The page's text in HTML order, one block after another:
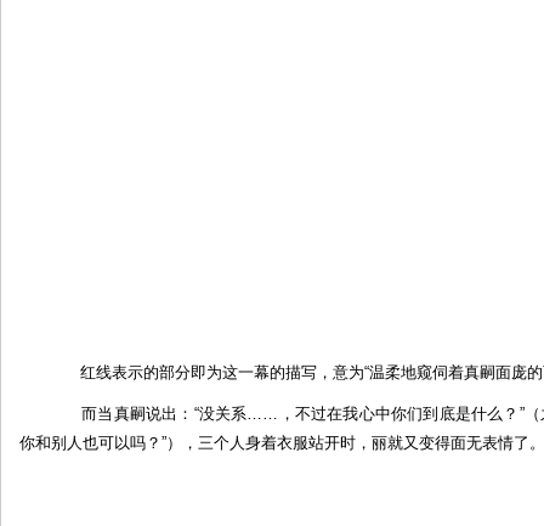
红线表示的部分即为这一幕的描写，意为“温柔地窥伺着真嗣面庞的
而当真嗣说出：“没关系……，不过在我心中你们到底是什么？”（
你和别人也可以吗？”），三个人身着衣服站开时，丽就又变得面无表情了。